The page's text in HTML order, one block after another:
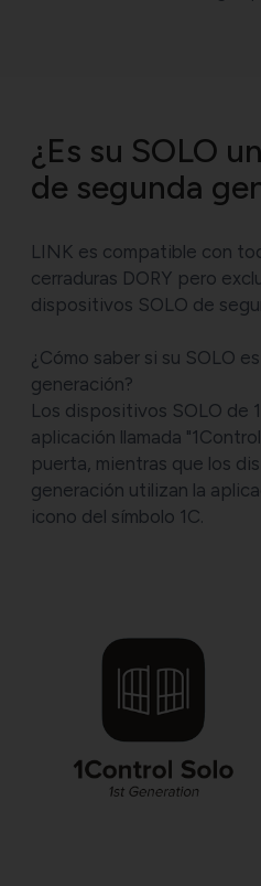
¿Es su SOLO
de segunda
LINK es compatible con
cerraduras DORY pero
dispositivos SOLO de
¿Cómo saber si su SOLO
generación?
Los dispositivos SOLO de
aplicación llamada
puerta, mientras que los
generación utilizan la
icono del símbolo 1C.